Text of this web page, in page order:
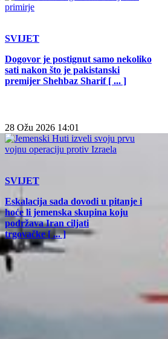
SVIJET
Dogovor je postignut samo nekoliko
sati nakon što je pakistanski
premijer Shehbaz Sharif [ ... ]
28 Ožu 2026 14:01
SVIJET
Eskalacija sada dovodi u pitanje i
hoće li jemenska skupina koju
podržava Iran ciljati
trgovačke [ ... ]